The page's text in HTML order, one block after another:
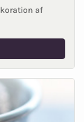
af